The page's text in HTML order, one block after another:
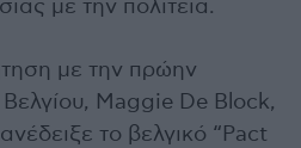
με την πολιτεία.
με την πρώην
Maggie De Block,
το βελγικό “Pact